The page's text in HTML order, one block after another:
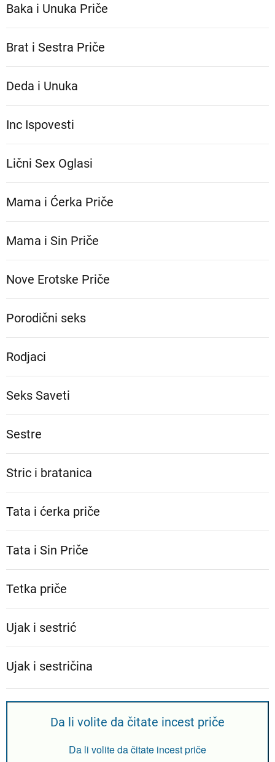
Baka i Unuka Pričе
Brat i Sestra Priče
Deda i Unuka
Inc Ispovesti
Lični Sex Oglasi
Mama i Ćerka Priče
Mama i Sin Priče
Nove Erotske Priče
Porodični seks
Rodjaci
Seks Saveti
Sestre
Stric i bratanica
Tata i ćerka priče
Tata i Sin Priče
Tetka priče
Ujak i sestrić
Ujak i sestričina
Da li volite da čitate incest priče
Da li volite da čitate incest priče